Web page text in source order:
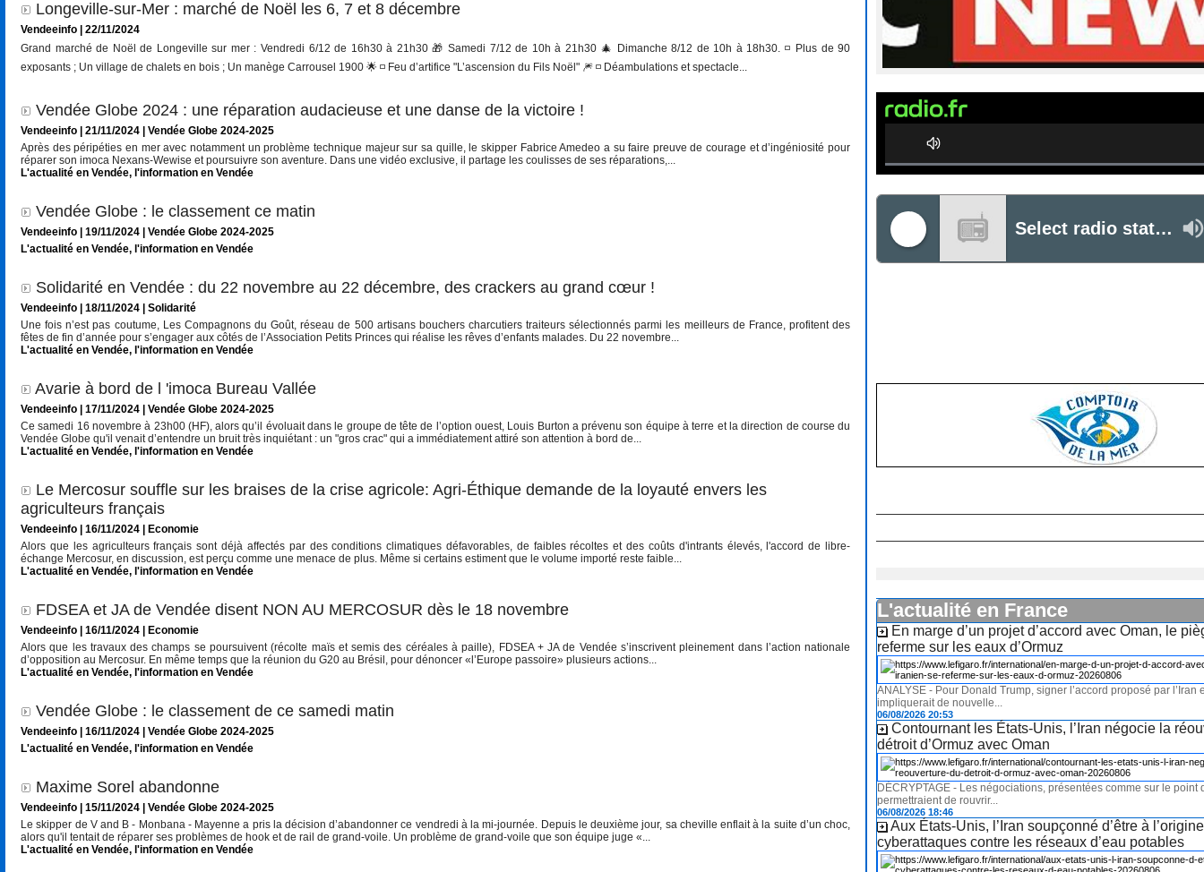
Longeville-sur-Mer : marché de Noël les 6, 7 et 8 décembre
Vendeeinfo | 22/11/2024
Grand marché de Noël de Longeville sur mer : Vendredi 6/12 de 16h30 à 21h30 🎁 Samedi 7/12 de 10h à 21h30 🎄 Dimanche 8/12 de 10h à 18h30. ◽️ Plus de 90
exposants ; Un village de chalets en bois ; Un manège Carrousel 1900 🌟 ◽️ Feu d’artifice "L’ascension du Fils Noël" 🎆 ◽️ Déambulations et spectacle...
Vendée Globe 2024 : une réparation audacieuse et une danse de la victoire !
Vendeeinfo | 21/11/2024 |Vendée Globe 2024-2025
Après des péripéties en mer avec notamment un problème technique majeur sur sa quille, le skipper Fabrice Amedeo a su faire preuve de courage et d’ingéniosité pour
réparer son imoca Nexans-Wewise et poursuivre son aventure. Dans une vidéo exclusive, il partage les coulisses de ses réparations,...
L'actualité en Vendée, l'information en Vendée
Vendée Globe : le classement ce matin
Vendeeinfo | 19/11/2024 |Vendée Globe 2024-2025
L'actualité en Vendée, l'information en Vendée
Solidarité en Vendée : du 22 novembre au 22 décembre, des crackers au grand cœur !
Vendeeinfo | 18/11/2024 |Solidarité
Une fois n’est pas coutume, Les Compagnons du Goût, réseau de 500 artisans bouchers charcutiers traiteurs sélectionnés parmi les meilleurs de France, profitent des
fêtes de fin d’année pour s’engager aux côtés de l’Association Petits Princes qui réalise les rêves d’enfants malades. Du 22 novembre...
L'actualité en Vendée, l'information en Vendée
Avarie à bord de l 'imoca Bureau Vallée
Vendeeinfo | 17/11/2024 |Vendée Globe 2024-2025
Ce samedi 16 novembre à 23h00 (HF), alors qu’il évoluait dans le groupe de tête de l’option ouest, Louis Burton a prévenu son équipe à terre et la direction de course du
Vendée Globe qu'il venait d’entendre un bruit très inquiétant : un "gros crac" qui a immédiatement attiré son attention à bord de...
L'actualité en Vendée, l'information en Vendée
Le Mercosur souffle sur les braises de la crise agricole: Agri-Éthique demande de la loyauté envers les
agriculteurs français
Vendeeinfo | 16/11/2024
Economie
Alors que les agriculteurs français sont déjà affectés par des conditions climatiques défavorables, de faibles récoltes et des coûts d'intrants élevés, l'accord de libre-
échange Mercosur, en discussion, est perçu comme une menace de plus. Même si certains estiment que le volume importé reste faible...
L'actualité en Vendée, l'information en Vendée
FDSEA et JA de Vendée disent NON AU MERCOSUR dès le 18 novembre
Vendeeinfo | 16/11/2024
Economie
Alors que les travaux des champs se poursuivent (récolte maïs et semis des céréales à paille), FDSEA + JA de Vendée s’inscrivent pleinement dans l’action nationale
d’opposition au Mercosur. En même temps que la réunion du G20 au Brésil, pour dénoncer «l’Europe passoire» plusieurs actions...
L'actualité en Vendée, l'information en Vendée
Vendée Globe : le classement de ce samedi matin
Vendeeinfo | 16/11/2024 |Vendée Globe 2024-2025
L'actualité en Vendée, l'information en Vendée
Maxime Sorel abandonne
Vendeeinfo | 15/11/2024 |Vendée Globe 2024-2025
Le skipper de V and B - Monbana - Mayenne a pris la décision d’abandonner ce vendredi à la mi-journée. Depuis le deuxième jour, sa cheville enflait à la suite d’un choc,
alors qu'il tentait de réparer ses problèmes de hook et de rail de grand-voile. Un problème de grand-voile que son équipe juge «...
L'actualité en Vendée, l'information en Vendée
0%
Complete
Select radio station
L'actualité en France
En marge d’un projet d’accord avec Oman, le
referme sur les eaux d’Ormuz
ANALYSE - Pour Donald Trump, signer l’accord proposé par l’Iran
impliquerait de nouvelle...
06/08/2026 20:53
Contournant les États-Unis, l’Iran négocie la
détroit d’Ormuz avec Oman
DÉCRYPTAGE - Les négociations, présentées comme sur le point
permettraient de rouvrir...
06/08/2026 18:46
Aux États-Unis, l’Iran soupçonné d’être à
cyberattaques contre les réseaux d’eau potables